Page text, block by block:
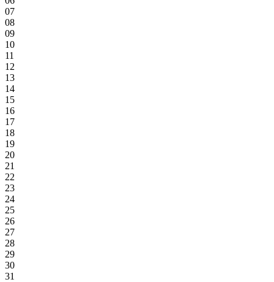
07
08
09
10
11
12
13
14
15
16
17
18
19
20
21
22
23
24
25
26
27
28
29
30
31